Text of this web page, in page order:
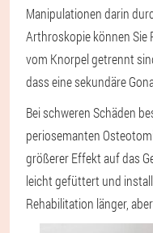
Manipulationen darin
Arthroskopie können Sie
vom Knorpel getrennt
dass eine sekundäre
Bei schweren Schäden
periosemanten
größerer Effekt auf das
leicht gefüttert und
Rehabilitation länger,